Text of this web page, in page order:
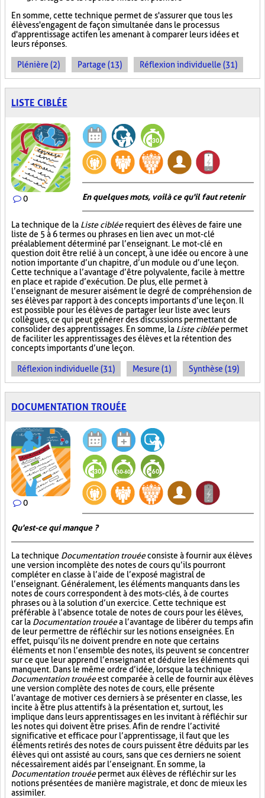
En somme, cette technique permet de s'assurer que tous les
élèves s'engagent de façon simultanée dans le processus
d'apprentissage actif en les amenant à comparer leurs idées et
leurs réponses.
Plénière (2) Partage (13) Réflexion individuelle (31)
LISTE CIBLÉE
0 En quelques mots, voilà ce qu'il faut retenir
La technique de la Liste cibléerequiert des élèves de faire une
liste de 5 à 6 termes ou phrases en lien avec un mot-clé
préalablement déterminé par l’enseignant. Le mot-clé en
question doit être relié à un concept, à une idée ou encore à une
notion importante d’un chapitre, d’un module ou d’une leçon.
Cette technique a l’avantage d’être polyvalente, facile à mettre
en place et rapide d’exécution. De plus, elle permet à
l’enseignant de mesurer aisément le degré de compréhension de
ses élèves par rapport à des concepts importants d’une leçon. Il
est possible pour les élèves de partager leur liste avec leurs
collègues, ce qui peut générer des discussions permettant de
consolider des apprentissages. En somme, la Liste cibléepermet
de faciliter les apprentissages des élèves et la rétention des
concepts importants d’une leçon.
Réflexion individuelle (31) Mesure (1) Synthèse (19)
DOCUMENTATION TROUÉE
0
Qu'est-ce qui manque ?
La technique Documentation trouéeconsiste à fournir aux élèves
une version incomplète des notes de cours qu’ils pourront
compléter en classe à l’aide de l’exposé magistral de
l’enseignant. Généralement, les éléments manquants dans les
notes de cours correspondent à des mots-clés, à de courtes
phrases ou à la solution d’un exercice. Cette technique est
préférable à l’absence totale de notes de cours pour les élèves,
car la Documentation trouéea l’avantage de libérer du temps afin
de leur permettre de réfléchir sur les notions enseignées. En
effet, puisqu’ils ne doivent prendre en note que certains
éléments et non l’ensemble des notes, ils peuvent se concentrer
sur ce que leur apprend l’enseignant et déduire les éléments qui
manquent. Dans le même ordre d’idée, lorsque la technique
Documentation trouéeest comparée à celle de fournir aux élèves
une version complète des notes de cours, elle présente
l’avantage de motiver ces derniers à se présenter en classe, les
incite à être plus attentifs à la présentation et, surtout, les
implique dans leurs apprentissages en les invitant à réfléchir sur
les notes qui doivent être prises. Afin de rendre l’activité
significative et efficace pour l’apprentissage, il faut que les
éléments retirés des notes de cours puissent être déduits par les
élèves qui ont assisté au cours, sans que ces derniers ne soient
nécessairement aidés par l’enseignant. En somme, la
Documentation trouéepermet aux élèves de réfléchir sur les
notions présentées de manière magistrale, et donc de mieux les
assimiler.